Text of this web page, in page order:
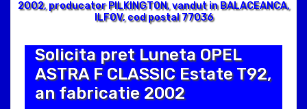
2002, producator PILKINGTON, vandut in BALACEANCA,
ILFOV, cod postal 77036
Solicita pret Luneta OPEL
ASTRA F CLASSIC Estate T92,
an fabricatie 2002